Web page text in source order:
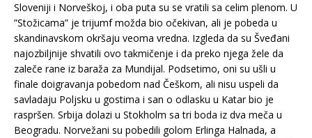
Sloveniji i Norveškoj, i oba puta su se vratili sa celim plenom. U
”Stožicama” je trijumf možda bio očekivan, ali je pobeda u
skandinavskom okršaju veoma vredna. Izgleda da su Šveđani
najozbiljnije shvatili ovo takmičenje i da preko njega žele da
zaleče rane iz baraža za Mundijal. Podsetimo, oni su ušli u
finale doigravanja pobedom nad Češkom, ali nisu uspeli da
savladaju Poljsku u gostima i san o odlasku u Katar bio je
raspršen. Srbija dolazi u Stokholm sa tri boda iz dva meča u
Beogradu. Norvežani su pobedili golom Erlinga Halnada, a